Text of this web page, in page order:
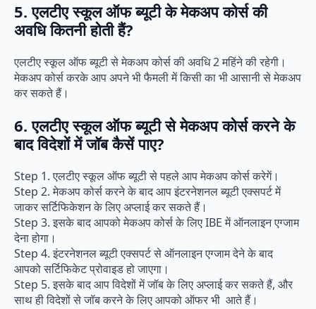
5. एलटीए स्कूल ऑफ ब्यूटी के मेकअप कोर्स की
अवधि कितनी होती हैं?
एलटीए स्कूल ऑफ ब्यूटी से मेकअप कोर्स की अवधि 2 महिंने की रहेगी।
मेकअप कोर्स करके आप अपने भी फैमली में किसी का भी आसानी से मेकअप
कर सकते हैं।
6. एलटीए स्कूल ऑफ ब्यूटी से मेकअप कोर्स करने के
बाद विदेशों में जॉब कैसें पाए?
Step 1. एलटीए स्कूल ऑफ ब्यूटी से पहले आप मेकअप कोर्स करेगें।
Step 2. मेकअप कोर्स करने के बाद आप इंटरनेशनल ब्यूटी एक्सपर्ट में
जाकर सर्टिफिकेशन के लिए अप्लाई कर सकते हैं।
Step 3. इसके बाद आपको मेकअप कोर्स के लिए IBE में ऑनलाइन एग्जाम
देना होगा।
Step 4. इंटरनेशनल ब्यूटी एक्सपर्ट से ऑनलाइन एग्जाम देने के बाद
आपको सर्टिफिकेट प्रोवाइड हो जाएगा।
Step 5. इसके बाद आप विदेशों में जॉब के लिए अप्लाई कर सकते हैं, और
साथ ही विदेशों से जॉब करने के लिए आपको ऑफर भी आते हैं।